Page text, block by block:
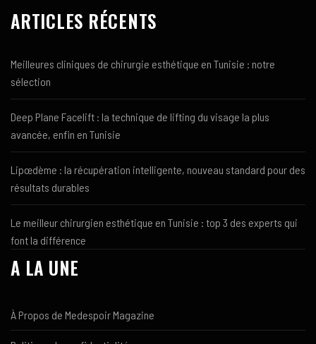
ARTICLES RÉCENTS
Meilleures cliniques de chirurgie esthétique en Tunisie : notre
sélection
Deep Plane Facelift : la technique de lifting du visage la plus
avancée, enfin en Tunisie
Lipœdème : la récupération intelligente, nouveau standard pour des
résultats durables
Le meilleur chirurgien esthétique en Tunisie : top 3 des experts qui
font la différence
A LA UNE
À Propos de Medespoir Magazine